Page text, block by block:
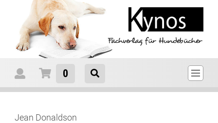
Jean Donaldson
0